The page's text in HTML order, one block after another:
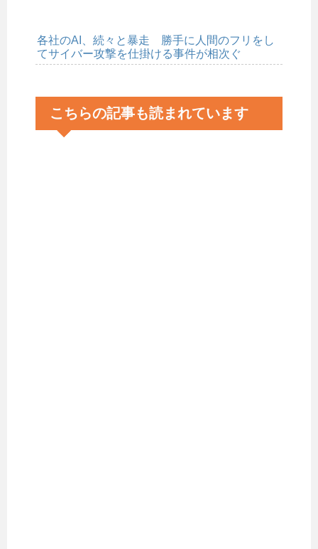
各社のAI、続々と暴走 勝手に人間のフリをし
てサイバー攻撃を仕掛ける事件が相次ぐ
こちらの記事も読まれています